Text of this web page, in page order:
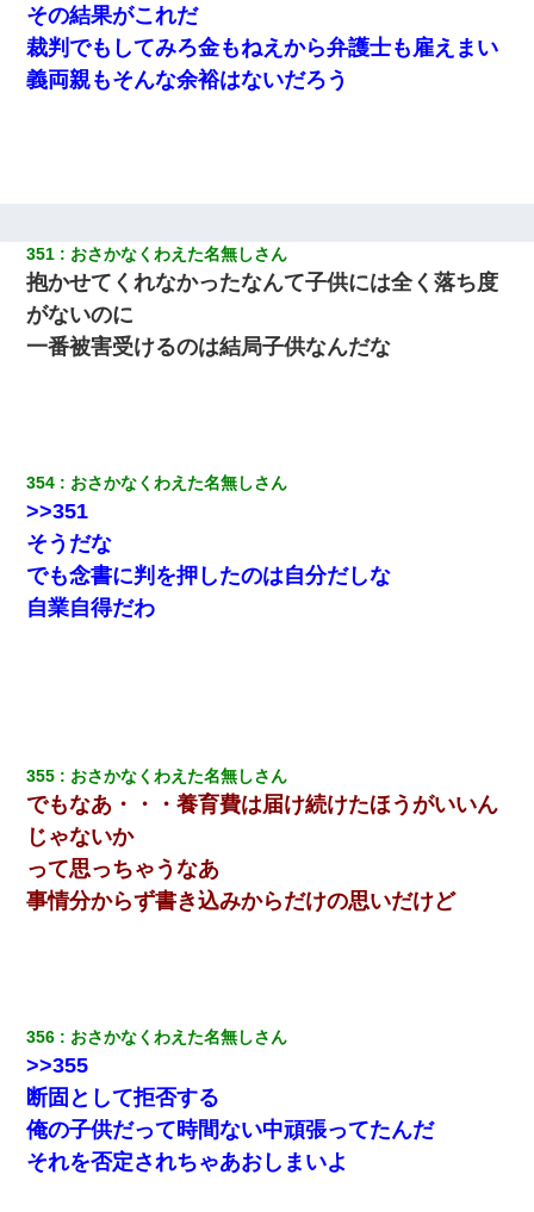
その結果がこれだ
裁判でもしてみろ金もねえから弁護士も雇えまい
義両親もそんな余裕はないだろう
351 おさかなくわえた名無しさん
抱かせてくれなかったなんて子供には全く落ち度
がないのに
一番被害受けるのは結局子供なんだな
354 おさかなくわえた名無しさん
>>351
そうだな
でも念書に判を押したのは自分だしな
自業自得だわ
355 おさかなくわえた名無しさん
でもなあ・・・養育費は届け続けたほうがいいん
じゃないか
って思っちゃうなあ
事情分からず書き込みからだけの思いだけど
356 おさかなくわえた名無しさん
>>355
断固として拒否する
俺の子供だって時間ない中頑張ってたんだ
それを否定されちゃあおしまいよ